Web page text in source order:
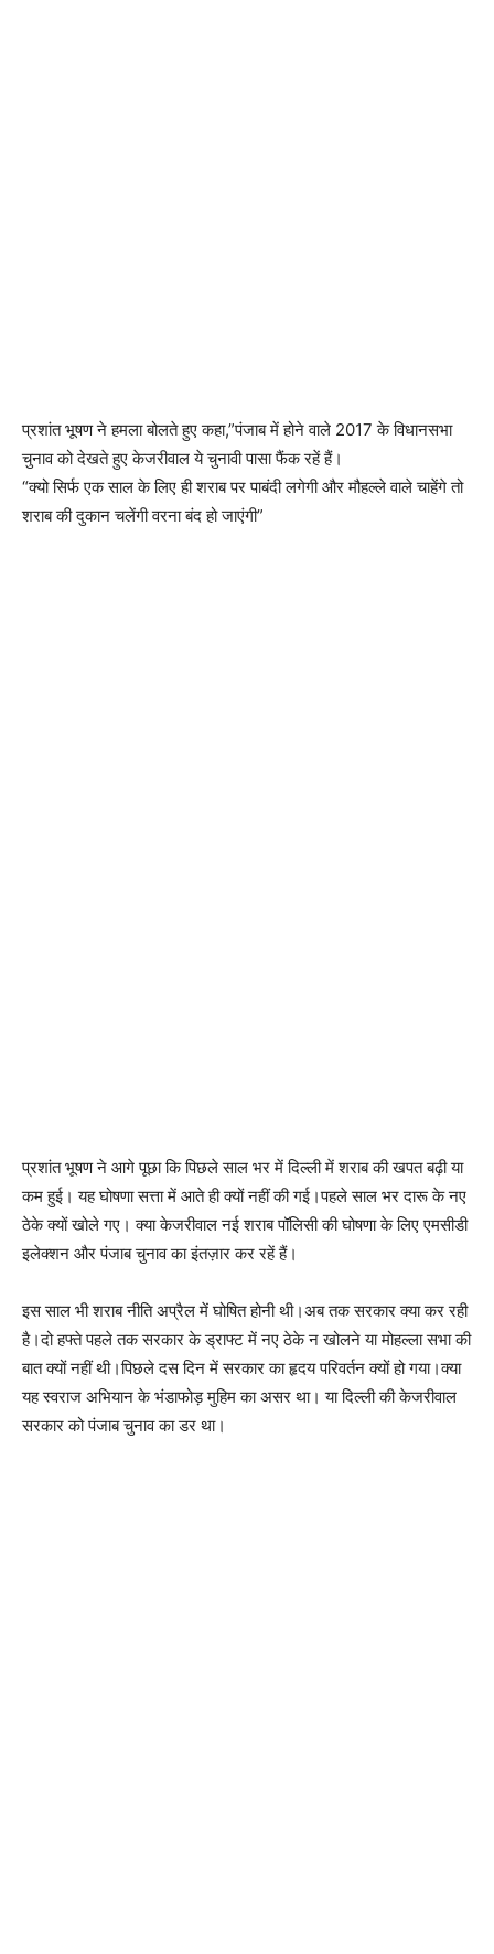
प्रशांत भूषण ने हमला बोलते हुए कहा,”पंजाब में होने वाले 2017 के विधानसभा
चुनाव को देखते हुए केजरीवाल ये चुनावी पासा फैंक रहें हैं।
“क्यो सिर्फ एक साल के लिए ही शराब पर पाबंदी लगेगी और मौहल्ले वाले चाहेंगे तो
शराब की दुकान चलेंगी वरना बंद हो जाएंगी”
प्रशांत भूषण ने आगे पूछा कि पिछले साल भर में दिल्ली में शराब की खपत बढ़ी या
कम हुई। यह घोषणा सत्ता में आते ही क्यों नहीं की गई।पहले साल भर दारू के नए
ठेके क्यों खोले गए। क्या केजरीवाल नई शराब पॉलिसी की घोषणा के लिए एमसीडी
इलेक्शन और पंजाब चुनाव का इंतज़ार कर रहें हैं।
इस साल भी शराब नीति अप्रैल में घोषित होनी थी।अब तक सरकार क्या कर रही
है।दो हफ्ते पहले तक सरकार के ड्राफ्ट में नए ठेके न खोलने या मोहल्ला सभा की
बात क्यों नहीं थी।पिछले दस दिन में सरकार का हृदय परिवर्तन क्यों हो गया।क्या
यह स्वराज अभियान के भंडाफोड़ मुहिम का असर था। या दिल्ली की केजरीवाल
सरकार को पंजाब चुनाव का डर था।